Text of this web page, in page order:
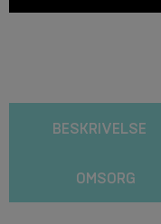
BESKRIVELSE
OMSORG